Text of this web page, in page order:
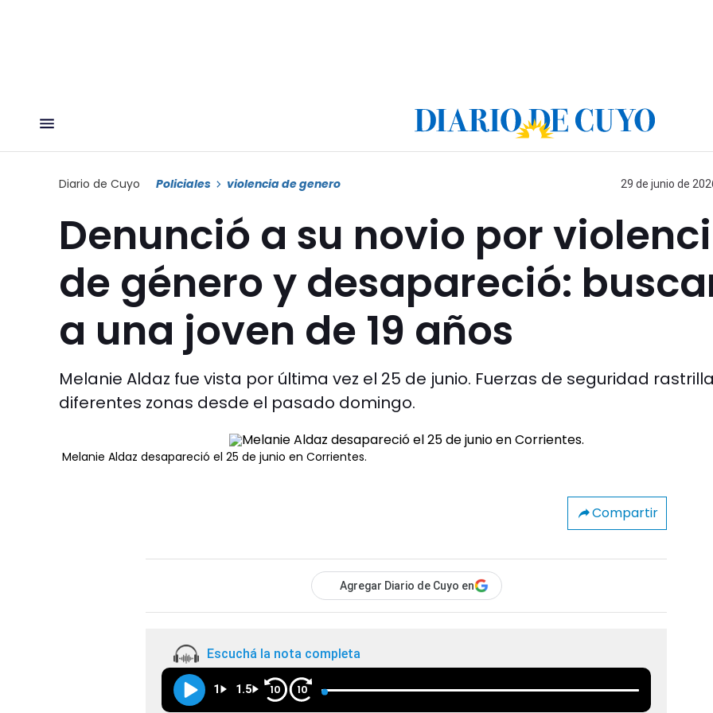
Diario de Cuyo Policiales violencia de genero 29 de junio de
Denunció a su novio por
de género y desapareció:
a una joven de 19 años
Melanie Aldaz fue vista por última vez el 25 de junio. Fuerzas de seguridad
diferentes zonas desde el pasado domingo.
Melanie Aldaz desapareció el 25 de junio en Corrientes.
Compartir
Agregar Diario de Cuyo en
Escuchá la nota completa
1 1.5 10 10